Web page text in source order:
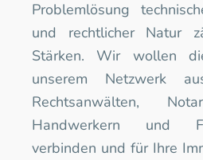
Problemlösung
und rechtlicher Natur
Stärken. Wir wollen
unserem Netzwerk
Rechtsanwälten,
Handwerkern und
verbinden und für Ihre